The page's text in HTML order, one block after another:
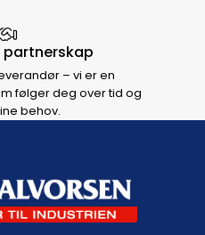
partnerskap
– vi er en
følger deg over tid og
behov.
Footer navigation